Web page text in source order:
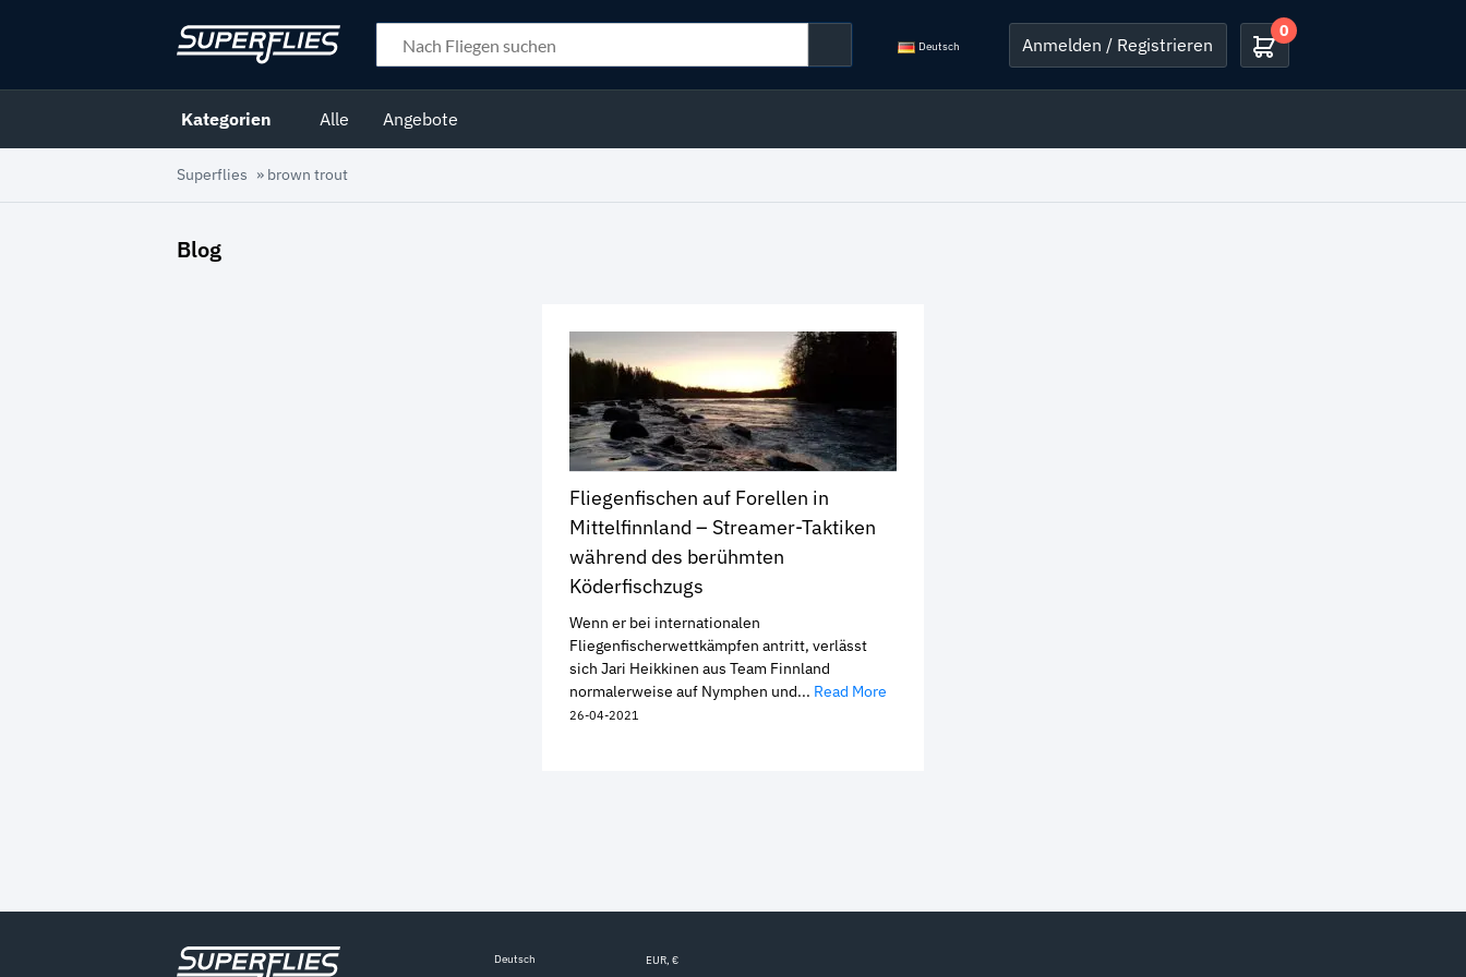
Deutsch Anmelden / Registrieren
0
Kategorien Alle Angebote
Superflies » brown trout
Blog
Fliegenfischen auf Forellen in
Mittelfinnland – Streamer-Taktiken
während des berühmten
Köderfischzugs
Wenn er bei internationalen
Fliegenfischerwettkämpfen antritt, verlässt
sich Jari Heikkinen aus Team Finnland
normalerweise auf Nymphen und... Read More
26-04-2021
Deutsch EUR, €